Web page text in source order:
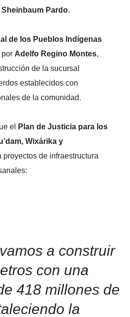
Pardo.
de los Pueblos Indígenas
por Adelfo Regino Montes,
de la sucursal
establecidos con
de la comunidad.
el
Plan de Justicia para los
Wixárika y
proyectos de infraestructura
a construir
con una
418 millones de
la